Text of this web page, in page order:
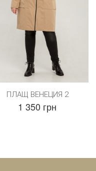
ПЛАЩ ВЕНЕЦИЯ 2
1 350 грн